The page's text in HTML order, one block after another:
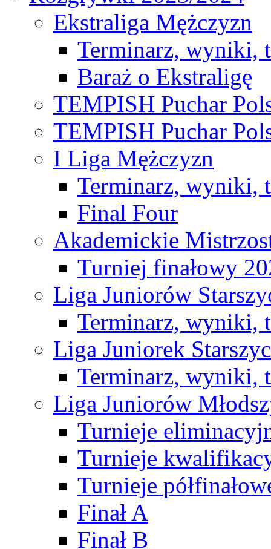
Ekstraliga Mężczyzn
Terminarz, wyniki,
Baraż o Ekstraligę
TEMPISH Puchar
TEMPISH Puchar
I Liga Mężczyzn
Terminarz, wyniki,
Final Four
Akademickie
Turniej finałowy
Liga Juniorów
Terminarz, wyniki,
Liga Juniorek
Terminarz, wyniki,
Liga Juniorów
Turnieje
Turnieje
Turnieje
Finał A
Finał B